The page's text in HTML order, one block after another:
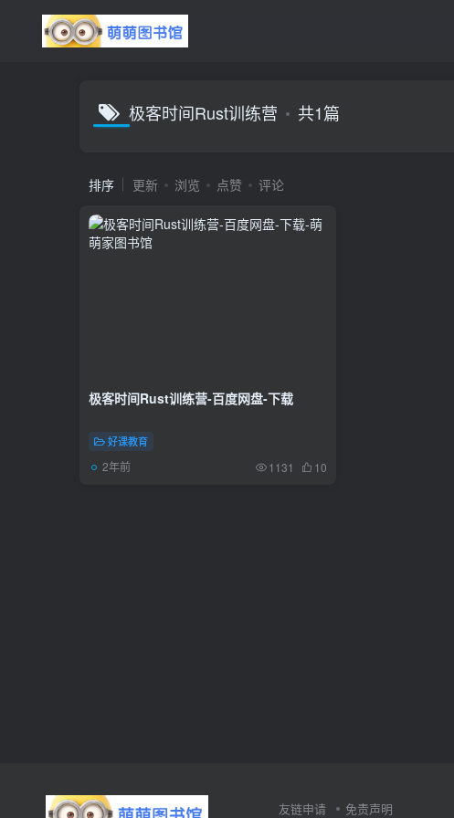
极客时间Rust训练营 共1篇
排序 更新 浏览 点赞 评论
极客时间Rust训练营-百度网盘-下载
好课教育
2年前 1131 10
友链申请 免责声明